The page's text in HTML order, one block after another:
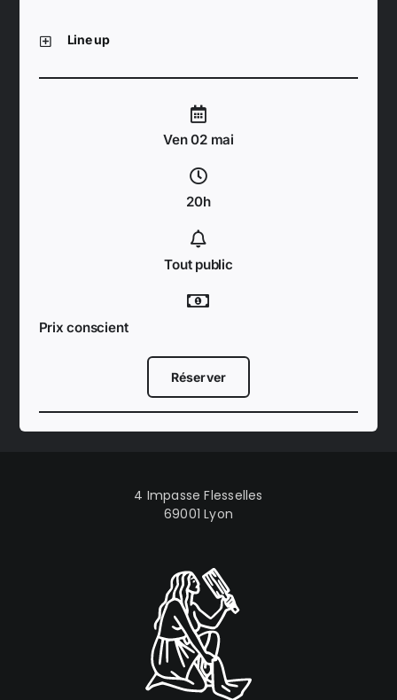
Line up
Ven 02 mai
20h
Tout public
Prix conscient
Réserver
4 Impasse Flesselles
69001 Lyon